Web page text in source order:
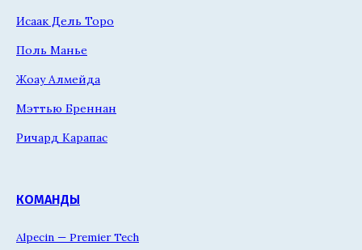
Исаак Дель Торо
Поль Манье
Жоау Алмейда
Мэттью Бреннан
Ричард Карапас
КОМАНДЫ
Alpecin — Premier Tech